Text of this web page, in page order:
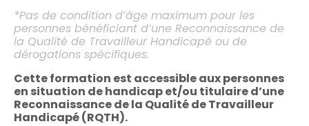
*Pas de condition d’âge maximum pour les
personnes bénéficiant d’une Reconnaissance de
la Qualité de Travailleur Handicapé ou de
dérogations spécifiques.
Cette formation est accessible aux personnes
en situation de handicap et/ou titulaire d’une
Reconnaissance de la Qualité de Travailleur
Handicapé (RQTH).